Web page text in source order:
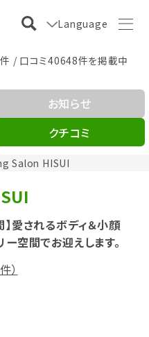
Language
/ 口コミ40648件を掲載中
Salon HISUI
お知らせ
クチコミ
】愛されるボディ＆小顔
空間でお迎えします。
）